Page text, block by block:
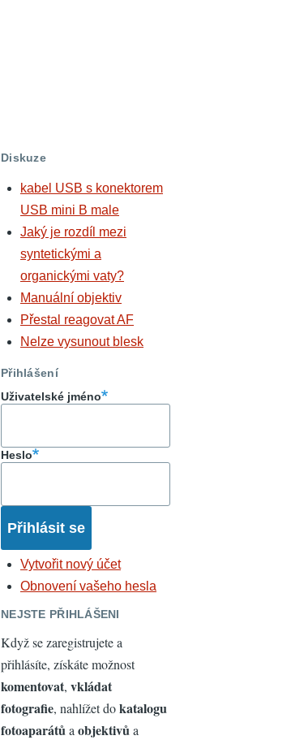
Diskuze
kabel USB s konektorem
USB mini B male
Jaký je rozdíl mezi
syntetickými a
organickými vaty?
Manuální objektiv
Přestal reagovat AF
Nelze vysunout blesk
Přihlášení
Uživatelské jméno
Heslo
Vytvořit nový účet
Obnovení vašeho hesla
NEJSTE PŘIHLÁŠENI
Když se zaregistrujete a
přihlásíte, získáte možnost
komentovat, vkládat
fotografie, nahlížet dokatalogu
fotoaparátůa objektivůa